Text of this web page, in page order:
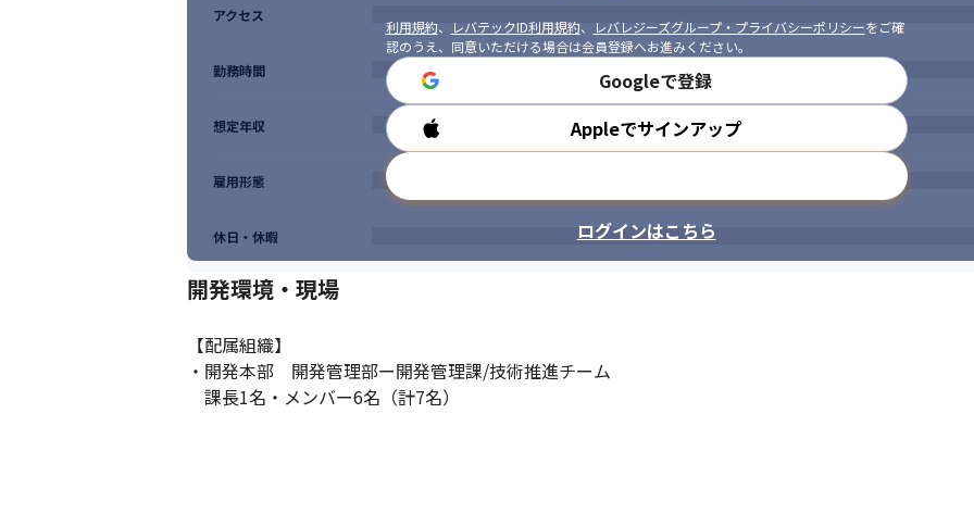
利用規約、 レバテックID利用規約、 レバレジーズグループ・プライバシーポリシーをご確
認のうえ、同意いただける場合は会員登録へお進みください。
Googleで登録
Appleでサインアップ
ログインはこちら
アクセス
勤務時間
想定年収
雇用形態
休日・休暇
開発環境・現場
【配属組織】
・開発本部　開発管理部ー開発管理課/技術推進チーム
課長1名・メンバー6名（計7名）